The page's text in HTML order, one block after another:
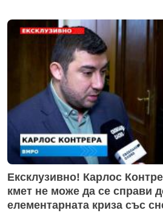
Ексклузивно! Карлос
кмет не може да се справи
елементарната криза със